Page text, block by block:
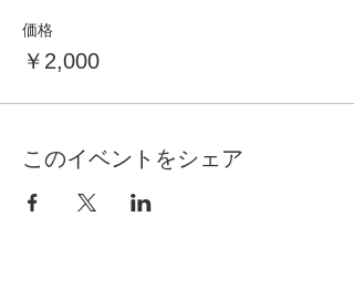
価格
￥2,000
このイベントをシェア